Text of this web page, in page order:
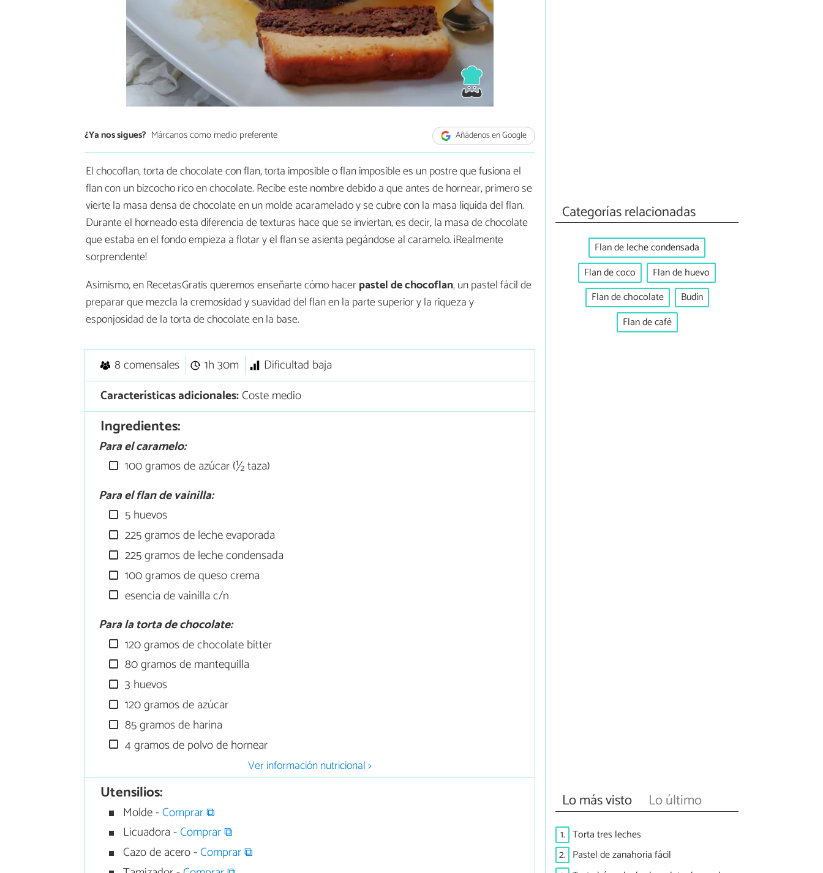
¿Ya nos sigues? Márcanos como medio preferente Añádenos en Google
El chocoflan, torta de chocolate con flan, torta imposible o flan imposible es un postre que fusiona el
flan con un bizcocho rico en chocolate. Recibe este nombre debido a que antes de hornear, primero se
vierte la masa densa de chocolate en un molde acaramelado y se cubre con la masa liquida del flan.
Durante el horneado esta diferencia de texturas hace que se inviertan, es decir, la masa de chocolate
que estaba en el fondo empieza a flotar y el flan se asienta pegándose al caramelo. ¡Realmente
sorprendente!
Asimismo, en RecetasGratis queremos enseñarte cómo hacerpastel dechocoflan, un pastel fácil de
preparar que mezcla la cremosidad y suavidad del flan en la parte superior y la riqueza y
esponjosidad de la torta de chocolate en la base.
8 comensales 1h 30m
Dificultad baja
Características adicionales:Coste medio
Ingredientes:
Para el caramelo:
100 gramos de azúcar (½ taza)
Para el flan de vainilla:
5 huevos
225 gramos de leche evaporada
225 gramos de leche condensada
100 gramos de queso crema
esencia de vainilla c/n
Para la torta de chocolate:
120 gramos de chocolate bitter
80 gramos de mantequilla
3 huevos
120 gramos de azúcar
85 gramos de harina
4 gramos de polvo de hornear
Ver información nutricional >
Utensilios:
Molde -Comprar ⧉
Licuadora -Comprar ⧉
Cazo de acero -Comprar ⧉
Categorías relacionadas
Flan de leche condensada
Flan de coco
Flan de huevo
Flan de chocolate
Budín
Flan de café
Lo más visto Lo último
1. Torta tres leches
2. Pastel de zanahoria fácil